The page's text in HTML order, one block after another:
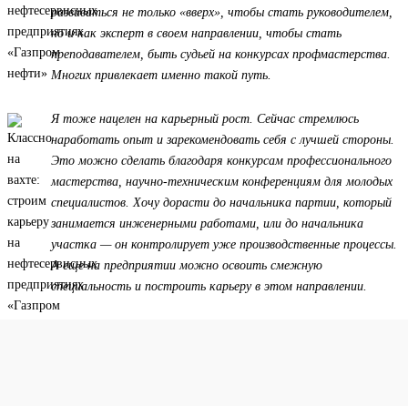
развиваться не только «вверх», чтобы стать руководителем,
но и как эксперт в своем направлении, чтобы стать
преподавателем, быть судьей на конкурсах профмастерства.
Многих привлекает именно такой путь.
Я тоже нацелен на карьерный рост. Сейчас стремлюсь
наработать опыт и зарекомендовать себя с лучшей стороны.
Это можно сделать благодаря конкурсам профессионального
мастерства, научно-техническим конференциям для молодых
специалистов. Хочу дорасти до начальника партии, который
занимается инженерными работами, или до начальника
участка — он контролирует уже производственные процессы.
А еще на предприятии можно освоить смежную
специальность и построить карьеру в этом направлении.